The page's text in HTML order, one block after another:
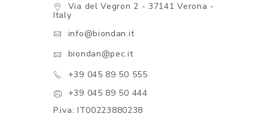
Via del Vegron 2 - 37141 Verona -
Italy
info@biondan.it
biondan@pec.it
+39 045 89 50 555
+39 045 89 50 444
P.iva: IT00223880238